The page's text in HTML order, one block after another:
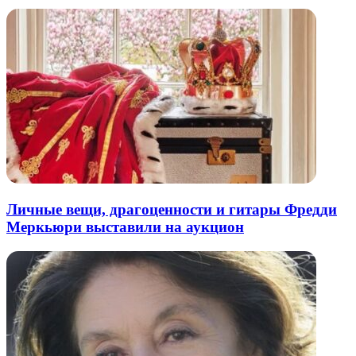
Личные вещи, драгоценности и гитары Фредди
Меркьюри выставили на аукцион